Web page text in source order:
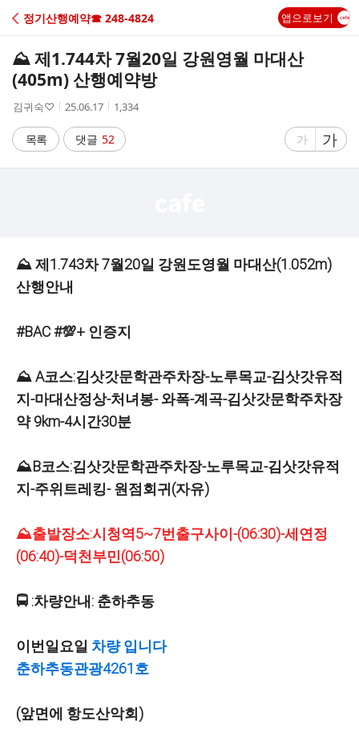
C
정기산행예약☎ 248-4824 앱으로보기
⛰️ 제1.744차 7월20일 강원영월 마대산
(405m) 산행예약방
작
자
김귀숙♡
작
시
간
25.06.17
조
수
1,334
목록 댓글 52
글
게
가
글
자
게
가
⛰️ 제1.743차 7월20일 강원도영월 마대산(1.052m)
산행안내
#BAC #💯+ 인증지
⛰️ A코스:김삿갓문학관주차장-노루목교-김삿갓유적
지-마대산정상-처녀봉- 와폭-계곡-김삿갓문학주차장
약 9km-4시간30분
⛰️B코스:김삿갓문학관주차장-노루목교-김삿갓유적
지-주위트레킹- 원점회귀(자유)
⛰️출발장소:시청역5~7번출구사이-(06:30)-세연정
(06:40)-덕천부민(06:50)
🚍 :차량안내: 춘하추동
이번일요일 차량 입니다
춘하추동관광4261호
(앞면에 항도산악회)